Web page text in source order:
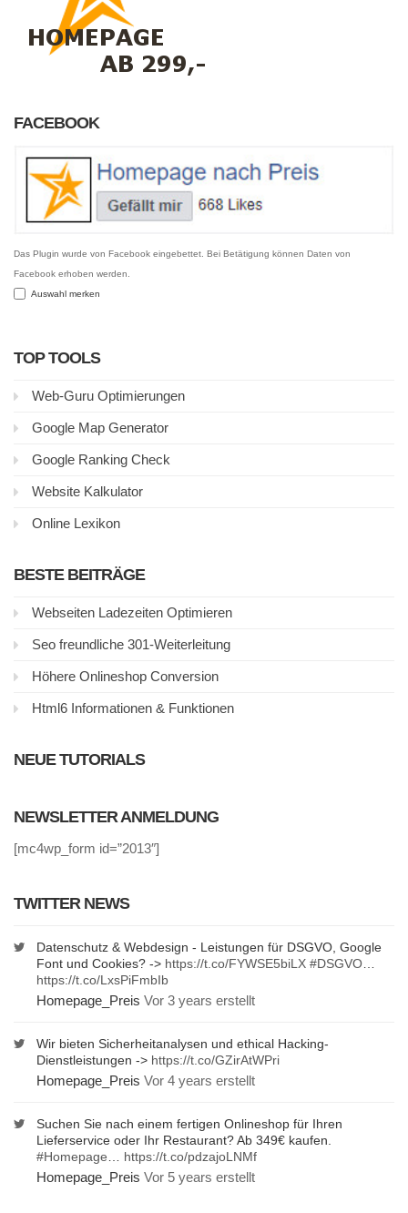
FACEBOOK
Das Plugin wurde von Facebook eingebettet. Bei Betätigung können Daten von
Facebook erhoben werden.
Auswahl merken
TOP TOOLS
Web-Guru Optimierungen
Google Map Generator
Google Ranking Check
Website Kalkulator
Online Lexikon
BESTE BEITRÄGE
Webseiten Ladezeiten Optimieren
Seo freundliche 301-Weiterleitung
Höhere Onlineshop Conversion
Html6 Informationen & Funktionen
NEUE TUTORIALS
NEWSLETTER ANMELDUNG
[mc4wp_form id=”2013″]
TWITTER NEWS
Datenschutz & Webdesign - Leistungen für DSGVO, Google
Font und Cookies? -> https://t.co/FYWSE5biLX #DSGVO
https://t.co/LxsPiFmbIb
Homepage_Preis Vor 3 years erstellt
Wir bieten Sicherheitanalysen und ethical Hacking-
Dienstleistungen -> https://t.co/GZirAtWPri
Homepage_Preis Vor 4 years erstellt
Suchen Sie nach einem fertigen Onlineshop für Ihren
Lieferservice oder Ihr Restaurant? Ab 349€ kaufen.
#Homepage
https://t.co/pdzajoLNMf
Homepage_Preis Vor 5 years erstellt